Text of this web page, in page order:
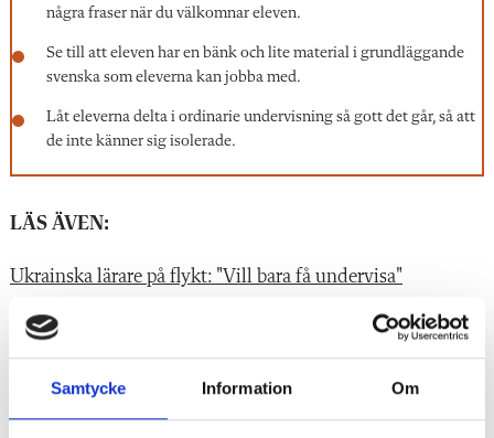
Samtycke Information Om
några fraser när du välkomnar eleven.
Se till att eleven har en bänk och lite material i grundläggande
svenska som eleverna kan jobba med.
Låt eleverna delta i ordinarie undervisning så gott det går, så att
de inte känner sig isolerade.
LÄS ÄVEN:
Ukrainska lärare på flykt: "Vill bara få undervisa"
Regeringens krav på skolorna att ta ansvar
Barnen som kan bli dina elever